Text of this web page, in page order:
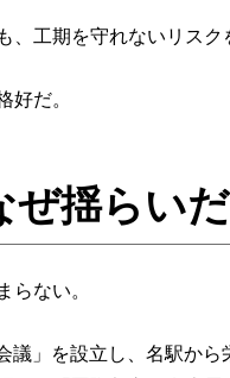
工期を守れないリスク
だ。
ぜ揺らい
ない。
」を設立し、名駅か